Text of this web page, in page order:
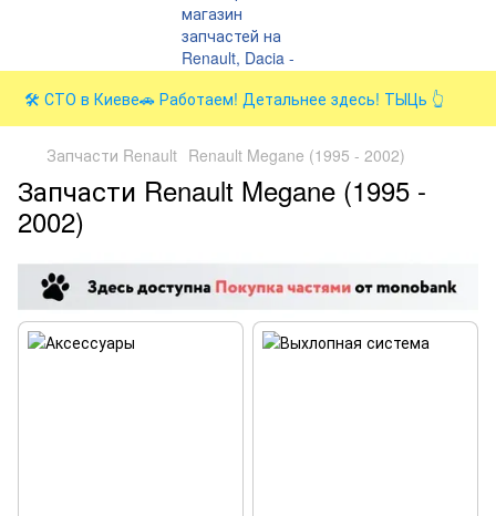
🛠️ СТО в Киеве🚗 Работаем! Детальнее здесь! ТЫЦь 👆
Запчасти Renault Renault Megane (1995 - 2002)
Запчасти Renault Megane (1995 -
2002)